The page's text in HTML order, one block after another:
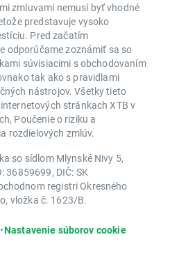
zmluvami nemusí byť vhodné
predstavuje vysoko
Pred začatím
odporúčame zoznámiť sa so
súvisiacimi s obchodovaním
tak ako s pravidlami
nástrojov. Všetky tieto
stránkach XTB v
Poučenie o riziku a
rozdielových zmlúv.
so sídlom Mlynské Nivy 5,
36859699, DIČ: SK
registri Okresného
vložka č. 1623/B.
•Nastavenie súborov cookie